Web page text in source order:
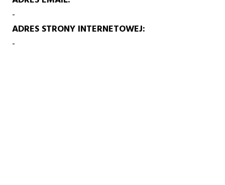
-
ADRES STRONY INTERNETOWEJ
-